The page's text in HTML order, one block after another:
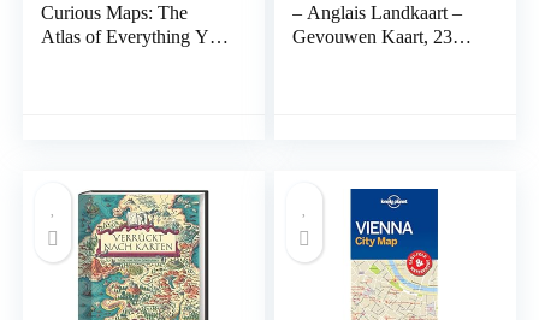
Curious Maps: The
Atlas of Everything You
– Anglais Landkaart –
Gevouwen Kaart, 23